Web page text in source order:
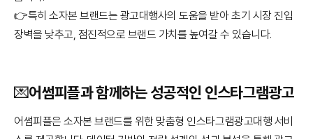
👉특히 소자본 브랜드는 광고대행사의 도움을 받아 초기 시장 진입
장벽을 낮추고, 점진적으로 브랜드 가치를 높여갈 수 있습니다.
💌어썸피플과 함께하는 성공적인 인스타그램광고
어썸피플은 소자본 브랜드를 위한 맞춤형 인스타그램광고대행 서비